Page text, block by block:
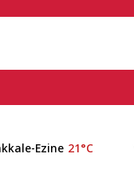
Ezine 21°C